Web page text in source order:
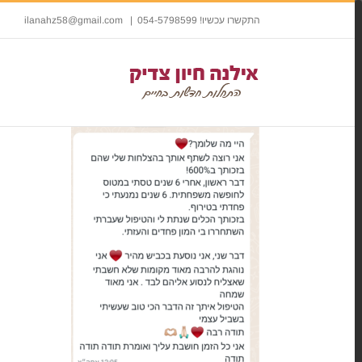
התקשרו עכשיו! 054-5798599 |
ilanahz58@gmail.com